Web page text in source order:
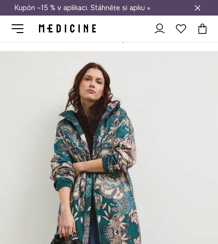
Doprava zdarma při nákupu nad 1 200 Kč
Kupón –15 % v aplikaci. Stáhněte si apku »